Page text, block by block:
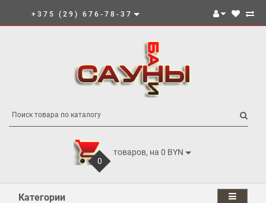
+375 (29) 676-78-37
0
товаров, на 0 BYN
Категории